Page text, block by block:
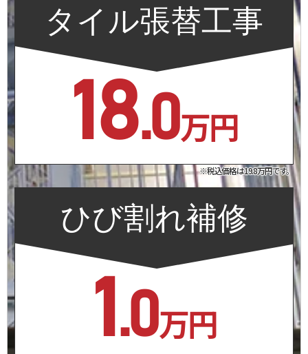
タイル張替工事
18.0万円
※税込価格は19.8万円です。
ひび割れ補修
1 .0万円